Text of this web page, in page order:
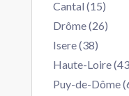
Cantal (15)
Drôme (26)
Isere (38)
Haute-Loire
Puy-de-Dôme